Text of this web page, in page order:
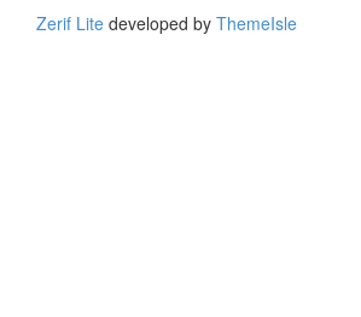
Zerif Lite developed by ThemeIsle